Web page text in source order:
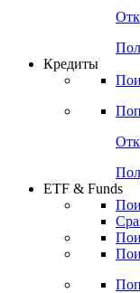
Кредиты
ETF & Funds